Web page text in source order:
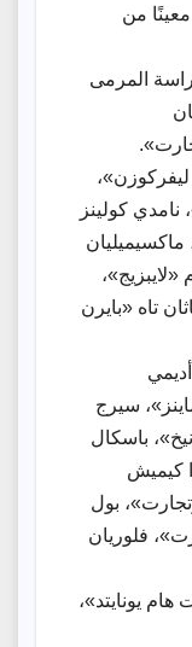
من
المرمى
نامدي كولينز
تاه «بايرن
سيرج
باسكال
كيميش
بول
فلوريان
يونايتد»،